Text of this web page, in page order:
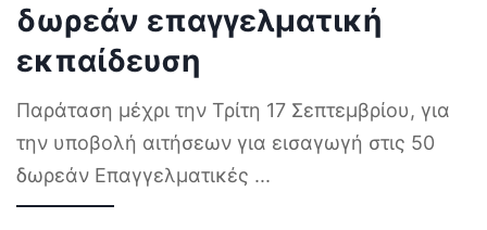
δωρεάν επαγγελματική
εκπαίδευση
Παράταση μέχρι την Τρίτη 17 Σεπτεμβρίου, για
την υποβολή αιτήσεων για εισαγωγή στις 50
δωρεάν Επαγγελματικές ...